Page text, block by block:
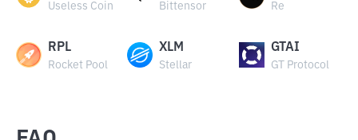
Useless Coin Bittensor Re
RPL
Rocket Pool
XLM
Stellar
GTAI
GT Protocol